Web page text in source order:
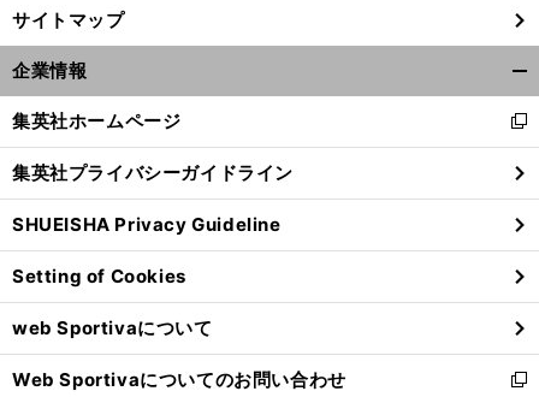
サイトマップ
企業情報
閉
る
集英社ホームページ
新
し
い
ウ
ィ
ン
ド
ウ
で
開
く
集英社プライバシーガイドライン
SHUEISHA Privacy Guideline
Setting of Cookies
web Sportivaについて
Web Sportivaについてのお問い合わせ
新